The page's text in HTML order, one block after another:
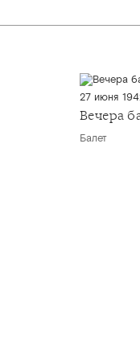
27 июня
Вечера
Балет